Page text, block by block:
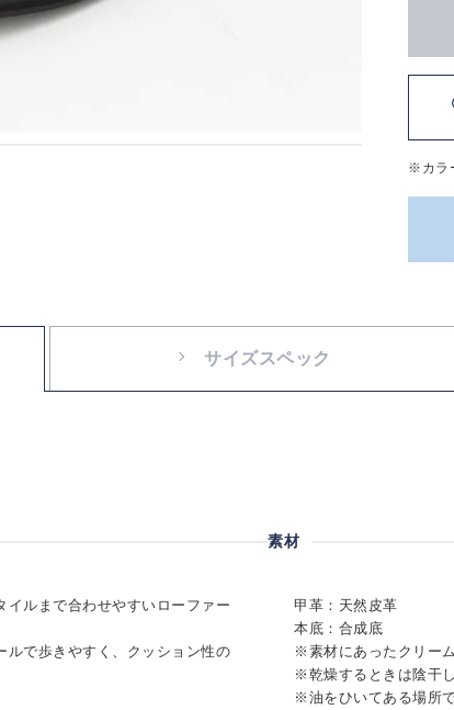
※カラ
サイズスペック
イルまで合わせやすいローファー
ルで歩きやすく、クッション性の
素材
甲革：天然皮革
本底：合成底
※素材にあったクリー
※乾燥するときは陰干
※油をひいてある場所